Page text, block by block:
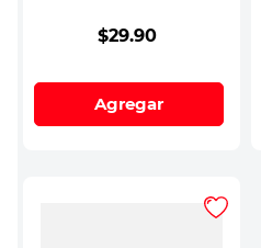
$29.90
Agregar